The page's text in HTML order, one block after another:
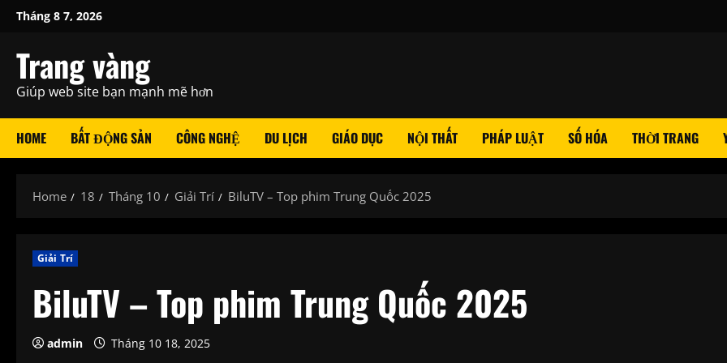
Skip
content
Tháng 8 7, 2026
Trang vàng
Giúp web site bạn mạnh mẽ hơn
HOME BẤT ĐỘNG SẢN CÔNG NGHỆ DU LỊCH GIÁO DỤC NỘI THẤT PHÁP LUẬT SỐ HÓA THỜI TRANG
Home 18 Tháng 10 Giải Trí BiluTV – Top phim Trung Quốc 2025
Giải Trí
BiluTV – Top phim Trung Quốc 2025
admin Tháng 10 18, 2025